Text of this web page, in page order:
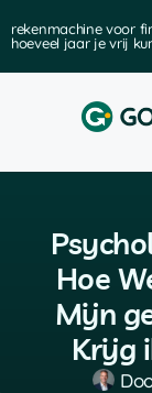
hoeveel je
Hoe
Mijn
Krijg